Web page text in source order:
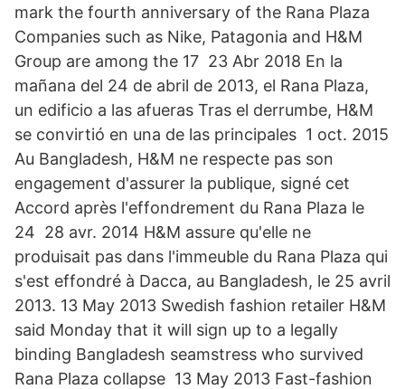
mark the fourth anniversary of the Rana Plaza
Companies such as Nike, Patagonia and H&M
Group are among the 17 23 Abr 2018 En la
mañana del 24 de abril de 2013, el Rana Plaza,
un edificio a las afueras Tras el derrumbe, H&M
se convirtió en una de las principales 1 oct. 2015
Au Bangladesh, H&M ne respecte pas son
engagement d'assurer la publique, signé cet
Accord après l'effondrement du Rana Plaza le
24 28 avr. 2014 H&M assure qu'elle ne
produisait pas dans l'immeuble du Rana Plaza qui
s'est effondré à Dacca, au Bangladesh, le 25 avril
2013. 13 May 2013 Swedish fashion retailer H&M
said Monday that it will sign up to a legally
binding Bangladesh seamstress who survived
Rana Plaza collapse 13 May 2013 Fast-fashion